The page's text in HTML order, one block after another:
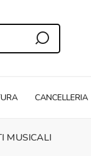
CANCELLERIA
MUSICALI